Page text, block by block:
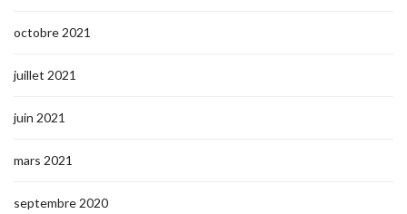
octobre 2021
juillet 2021
juin 2021
mars 2021
septembre 2020